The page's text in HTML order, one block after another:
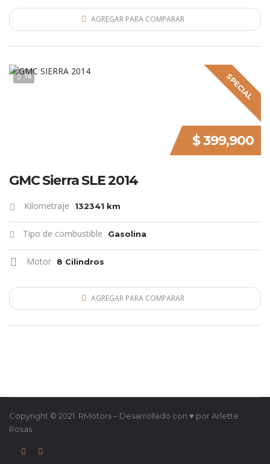
AGREGAR PARA COMPARAR
16 SPECIAL
$ 399,900
GMC Sierra SLE 2014
Kilometraje 132341 km
Tipo de combustible Gasolina
Motor 8 Cilindros
AGREGAR PARA COMPARAR
Copyright © 2021. RMotors – Desarrollado con ♥ por Arlette
Rosas